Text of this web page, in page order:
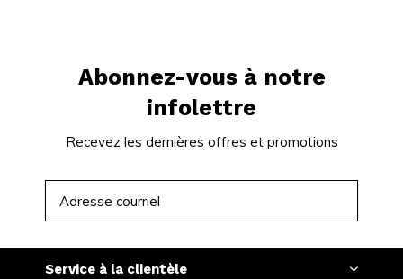
Abonnez-vous à notre
infolettre
Recevez les dernières offres et promotions
Service à la clientèle